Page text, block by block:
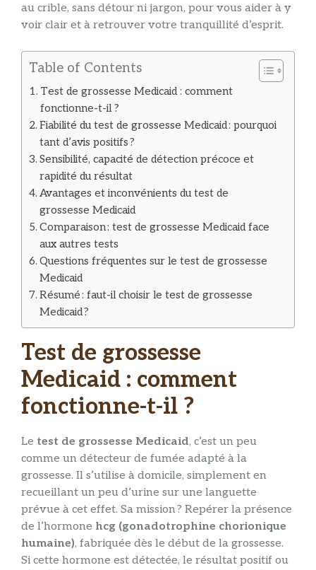
au crible, sans détour ni jargon, pour vous aider à y
voir clair et à retrouver votre tranquillité d’esprit.
Table of Contents
Test de grossesse Medicaid : comment
fonctionne-t-il ?
Fiabilité du test de grossesse Medicaid : pourquoi
tant d’avis positifs ?
Sensibilité, capacité de détection précoce et
rapidité du résultat
Avantages et inconvénients du test de
grossesse Medicaid
Comparaison : test de grossesse Medicaid face
aux autres tests
Questions fréquentes sur le test de grossesse
Medicaid
Résumé : faut-il choisir le test de grossesse
Medicaid ?
Test de grossesse
Medicaid : comment
fonctionne-t-il ?
Le test de grossesse Medicaid, c’est un peu
comme un détecteur de fumée adapté à la
grossesse. Il s’utilise à domicile, simplement en
recueillant un peu d’urine sur une languette
prévue à cet effet. Sa mission ? Repérer la présence
de l’hormone hcg (gonadotrophine chorionique
humaine), fabriquée dès le début de la grossesse.
Si cette hormone est détectée, le résultat positif ou